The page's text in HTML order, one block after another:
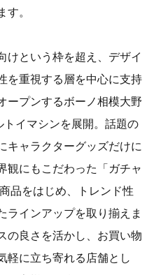
。
けという枠を超え、デザイ
を重視する層を中心に支持
ープンするボーノ相模大野
イマシンを展開。話題の
キャラクターグッズだけに
観にもこだわった「ガチャ
品をはじめ、トレンド性
ラインアップを取り揃えま
の良さを活かし、お買い物
軽に立ち寄れる店舗とし